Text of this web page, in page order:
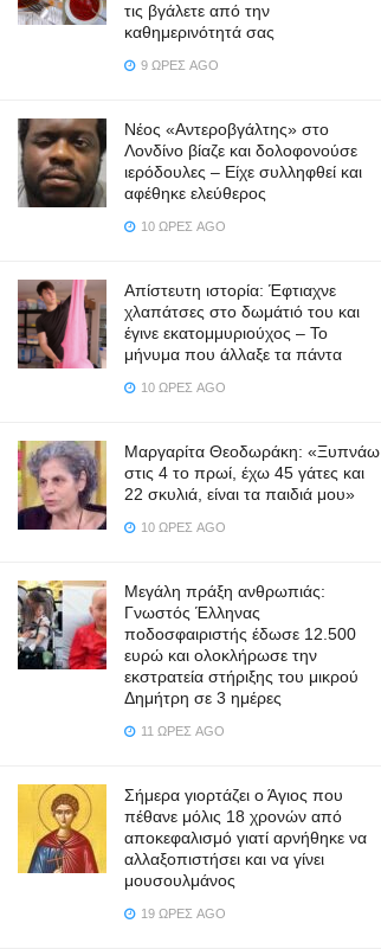
τις βγάλετε από την
καθημερινότητά σας
9 ΏΡΕΣ AGO
Νέος «Αντεροβγάλτης» στο
Λονδίνο βίαζε και δολοφονούσε
ιερόδουλες – Είχε συλληφθεί και
αφέθηκε ελεύθερος
10 ΏΡΕΣ AGO
Απίστευτη ιστορία: Έφτιαχνε
χλαπάτσες στο δωμάτιό του και
έγινε εκατομμυριούχος – Το
μήνυμα που άλλαξε τα πάντα
10 ΏΡΕΣ AGO
Μαργαρίτα Θεοδωράκη: «Ξυπνάω
στις 4 το πρωί, έχω 45 γάτες και
22 σκυλιά, είναι τα παιδιά μου»
10 ΏΡΕΣ AGO
Μεγάλη πράξη ανθρωπιάς:
Γνωστός Έλληνας
ποδοσφαιριστής έδωσε 12.500
ευρώ και ολοκλήρωσε την
εκστρατεία στήριξης του μικρού
Δημήτρη σε 3 ημέρες
11 ΏΡΕΣ AGO
Σήμερα γιορτάζει ο Άγιος που
πέθανε μόλις 18 χρονών από
αποκεφαλισμό γιατί αρνήθηκε να
αλλαξοπιστήσει και να γίνει
μουσουλμάνος
19 ΏΡΕΣ AGO